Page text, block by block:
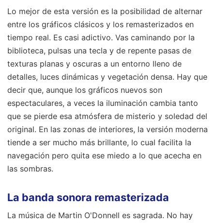
Lo mejor de esta versión es la posibilidad de alternar
entre los gráficos clásicos y los remasterizados en
tiempo real. Es casi adictivo. Vas caminando por la
biblioteca, pulsas una tecla y de repente pasas de
texturas planas y oscuras a un entorno lleno de
detalles, luces dinámicas y vegetación densa. Hay que
decir que, aunque los gráficos nuevos son
espectaculares, a veces la iluminación cambia tanto
que se pierde esa atmósfera de misterio y soledad del
original. En las zonas de interiores, la versión moderna
tiende a ser mucho más brillante, lo cual facilita la
navegación pero quita ese miedo a lo que acecha en
las sombras.
La banda sonora remasterizada
La música de Martin O'Donnell es sagrada. No hay